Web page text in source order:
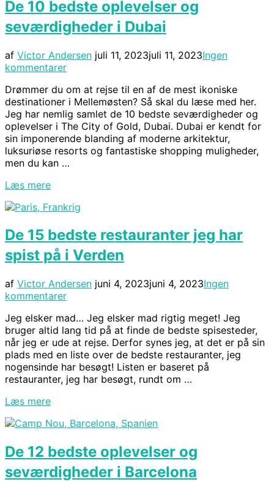
på
Madagaskar”
De 10 bedste oplevelser og
seværdigheder i Dubai
af Victor AndersenUdgivet
juli 11, 2023juli 11, 2023Ingen
kommentarer
Drømmer du om at rejse til en af de mest ikoniske
destinationer i Mellemøsten? Så skal du læse med her.
Jeg har nemlig samlet de 10 bedste seværdigheder og
oplevelser i The City of Gold, Dubai. Dubai er kendt for
sin imponerende blanding af moderne arkitektur,
luksuriøse resorts og fantastiske shopping muligheder,
men du kan …
Læs mere“De
bedste
og
seværdigheder
i
De 15 bedste restauranter jeg har
spist på i Verden
af Victor AndersenUdgivet
juni 4, 2023juni 4, 2023Ingen
kommentarer
Jeg elsker mad… Jeg elsker mad rigtig meget! Jeg
bruger altid lang tid på at finde de bedste spisesteder,
når jeg er ude at rejse. Derfor synes jeg, at det er på sin
plads med en liste over de bedste restauranter, jeg
nogensinde har besøgt! Listen er baseret på
restauranter, jeg har besøgt, rundt om …
Læs mere“De
bedste
jeg
har
spist
De 12 bedste oplevelser og
seværdigheder i Barcelona